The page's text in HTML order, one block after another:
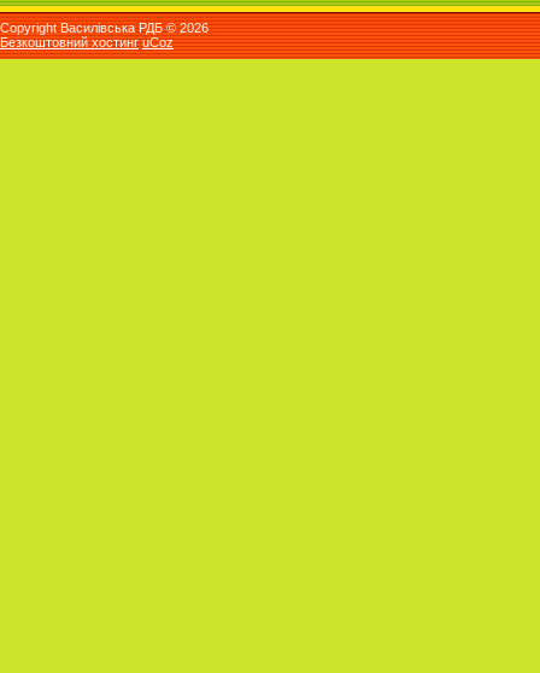
Copyright Василівська РДБ © 2026
Безкоштовний хостинг uCoz